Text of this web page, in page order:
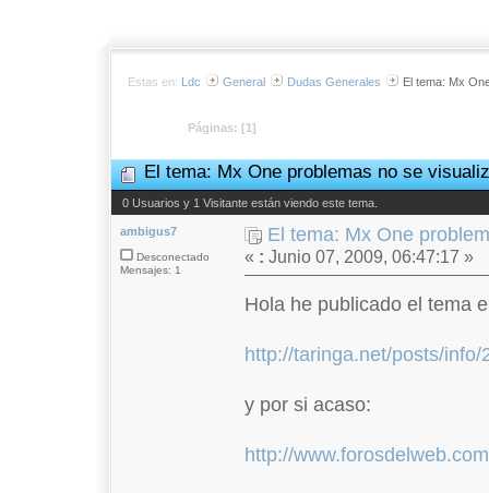
Estas en: Ldc General Dudas Generales El tema: Mx
Páginas: [1]
El tema: Mx One problemas no se
0 Usuarios y 1 Visitante están viendo este tema.
ambigus7
Desconectado
Mensajes: 1
El tema: Mx One
« : Junio 07, 2009, 06:47:17 »
Hola he publicado el tema
http://taringa.net/posts/
y por si acaso:
http://